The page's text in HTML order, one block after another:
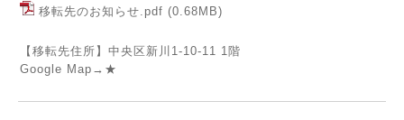
移転先のお知らせ.pdf (0.68MB)
【移転先住所】中央区新川1-10-11 1階
Google Map→ ★